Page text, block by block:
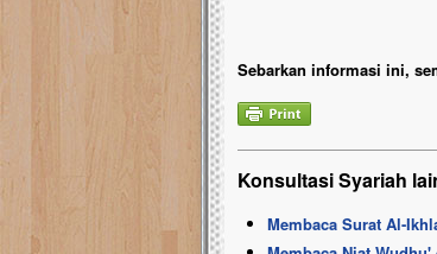
Sebarkan informasi ini,
Konsultasi Syariah
Membaca Surat Al-